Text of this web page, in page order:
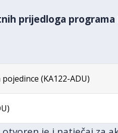
prijedloga
(KA122-ADU)